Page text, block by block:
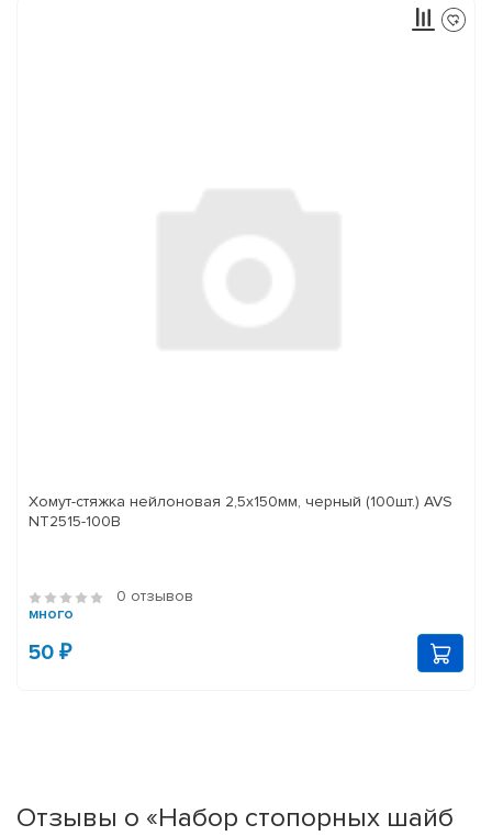
Хомут-стяжка нейлоновая 2,5х150мм, черный (100шт.) AVS
NT2515-100B
0 отзывов
много
50 ₽
Отзывы о «Набор стопорных шайб